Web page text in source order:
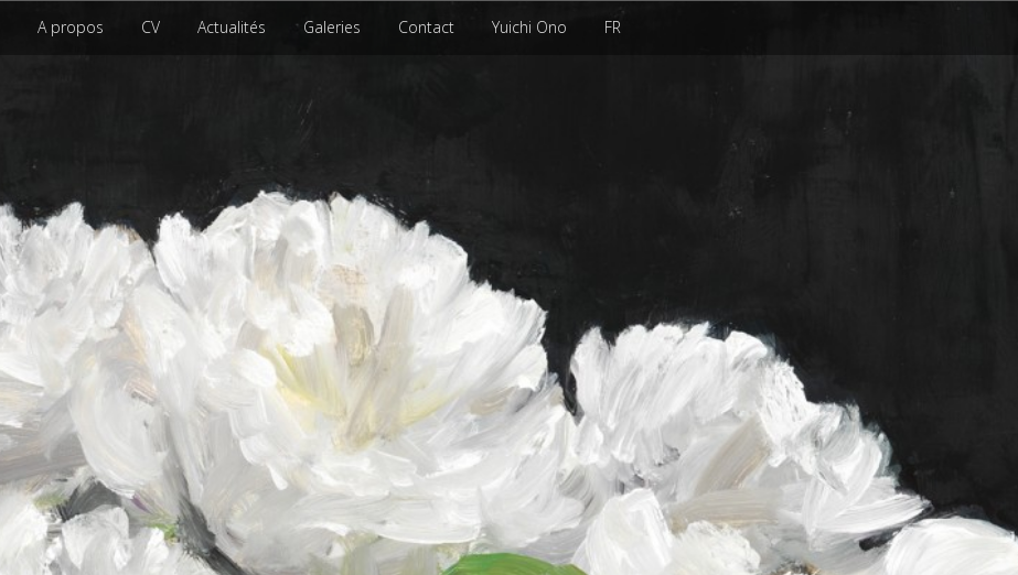
A propos CV Actualités Galeries Contact Yuichi Ono FR